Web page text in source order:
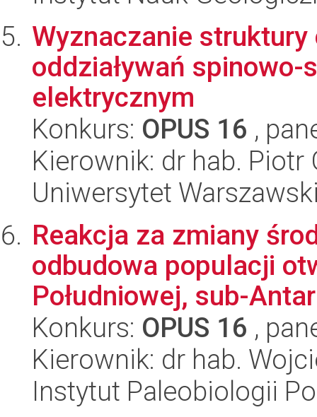
Wyznaczanie
oddziaływań
elektrycznym
Konkurs: OPUS 16 ,
Kierownik: dr hab. Piotr
Uniwersytet
Reakcja za zmiany
odbudowa populacji
Południowej, sub-
Konkurs: OPUS 16 ,
Kierownik: dr hab.
Instytut Paleobiologii